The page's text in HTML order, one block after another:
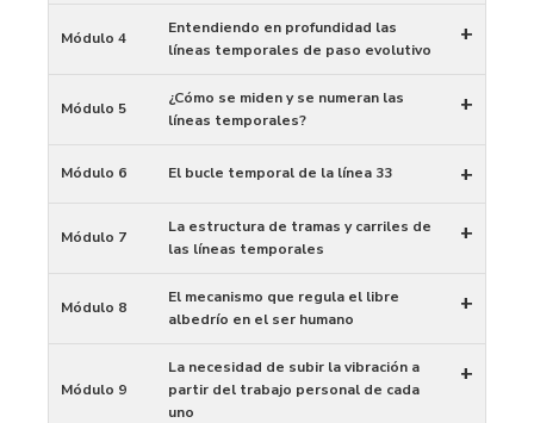
Módulo 4
Entendiendo en profundidad las
líneas temporales de paso evolutivo
+
Módulo 5
¿Cómo se miden y se numeran las
líneas temporales?
+
Módulo 6 El bucle temporal de la línea 33 +
Módulo 7
La estructura de tramas y carriles de
las líneas temporales
+
Módulo 8
El mecanismo que regula el libre
albedrío en el ser humano
+
Módulo 9
La necesidad de subir la vibración a
partir del trabajo personal de cada
uno
+